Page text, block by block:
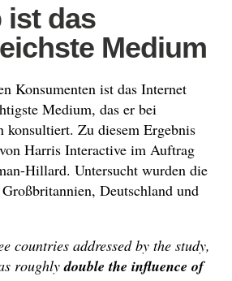
ist das
Medium
Konsumenten ist das Internet
Medium, das er bei
konsultiert. Zu diesem Ergebnis
von Harris Interactive im Auftrag
Hillard. Untersucht wurden die
Deutschland und
countries addressed by the study,
roughlydouble the influence of